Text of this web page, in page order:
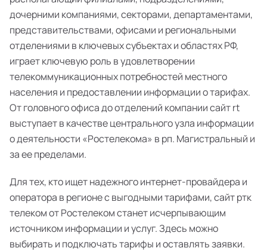
дочерними компаниями, секторами, департаментами,
представительствами, офисами и региональными
отделениями в ключевых субъектах и областях РФ,
играет ключевую роль в удовлетворении
телекоммуникационных потребностей местного
населения и предоставлении информации о тарифах.
От головного офиса до отделений компании сайт rt
выступает в качестве центрального узла информации
о деятельности «Ростелекома» в рп. Магистральный и
за ее пределами.
Для тех, кто ищет надежного интернет-провайдера и
оператора в регионе с выгодными тарифами, сайт ртк
телеком от Ростелеком станет исчерпывающим
источником информации и услуг. Здесь можно
выбирать и подключать тарифы и оставлять заявки.